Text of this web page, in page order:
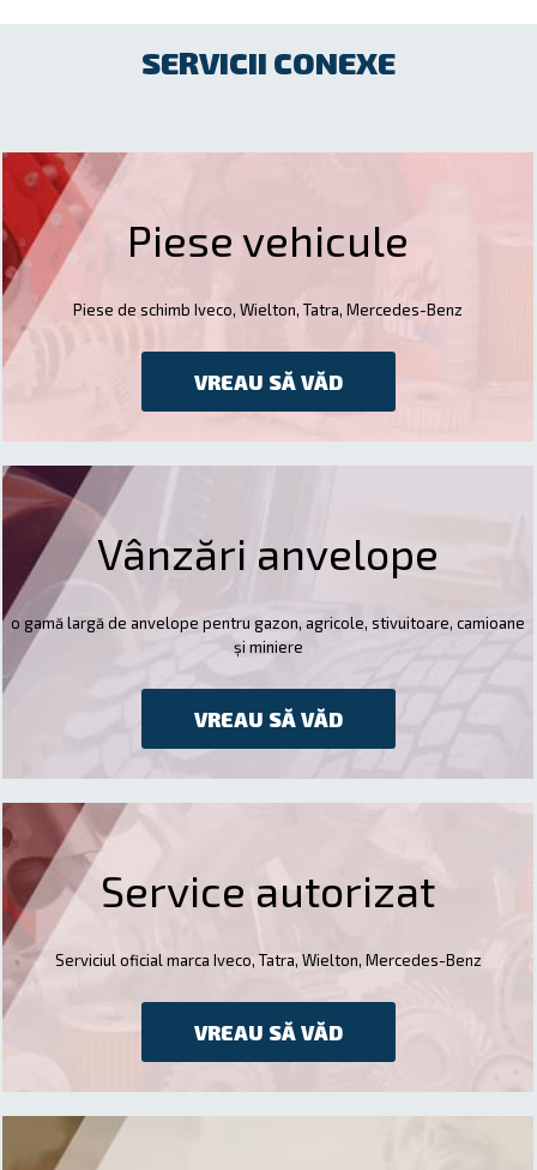
SERVICII CONEXE
Piese vehicule
Piese de schimb Iveco, Wielton, Tatra, Mercedes-Benz
VREAU SĂ VĂD
Vânzări anvelope
o gamă largă de anvelope pentru gazon, agricole, stivuitoare, camioane
și miniere
VREAU SĂ VĂD
Service autorizat
Serviciul oficial marca Iveco, Tatra, Wielton, Mercedes-Benz
VREAU SĂ VĂD